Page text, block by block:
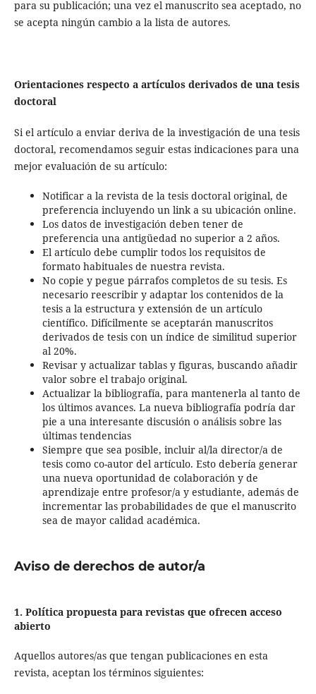
para su publicación; una vez el manuscrito sea aceptado, no
se acepta ningún cambio a la lista de autores.
Orientaciones respecto a artículos derivados de una tesis
doctoral
Si el artículo a enviar deriva de la investigación de una tesis
doctoral, recomendamos seguir estas indicaciones para una
mejor evaluación de su artículo:
Notificar a la revista de la tesis doctoral original, de
preferencia incluyendo un link a su ubicación online.
Los datos de investigación deben tener de
preferencia una antigüedad no superior a 2 años.
El artículo debe cumplir todos los requisitos de
formato habituales de nuestra revista.
No copie y pegue párrafos completos de su tesis. Es
necesario reescribir y adaptar los contenidos de la
tesis a la estructura y extensión de un artículo
científico. Difícilmente se aceptarán manuscritos
derivados de tesis con un índice de similitud superior
al 20%.
Revisar y actualizar tablas y figuras, buscando añadir
valor sobre el trabajo original.
Actualizar la bibliografía, para mantenerla al tanto de
los últimos avances. La nueva bibliografía podría dar
pie a una interesante discusión o análisis sobre las
últimas tendencias
Siempre que sea posible, incluir al/la director/a de
tesis como co-autor del artículo. Esto debería generar
una nueva oportunidad de colaboración y de
aprendizaje entre profesor/a y estudiante, además de
incrementar las probabilidades de que el manuscrito
sea de mayor calidad académica.
Aviso de derechos de autor/a
1. Política propuesta para revistas que ofrecen acceso
abierto
Aquellos autores/as que tengan publicaciones en esta
revista, aceptan los términos siguientes: